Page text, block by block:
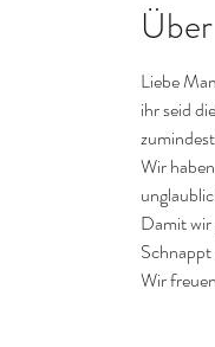
Liebe
ihr seid
Wir
Damit
Wir